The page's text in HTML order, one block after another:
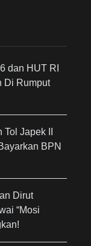
dan HUT RI
Di Rumput
Japek II
BPN
Dirut
“Mosi